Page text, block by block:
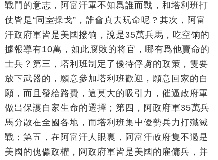
戰鬥的意志，阿富汗軍不知爲誰而戰，和塔利班打
仗皆是“同室操戈”，誰會真去玩命呢？其次，阿富
汗政府軍皆是美國撥饷，說是35萬兵馬，吃空饷的
據報導有10萬，如此腐敗的将官，哪有爲他賣命的
士兵？第三，塔利班制定了優待俘虜的政策，隻要
放下武器的，願意參加塔利班歡迎，願意回家的自
願，而且發給路費，這莫大的吸引力，催逼政府軍
做出保護自家生命的選擇；第四，阿政府軍35萬兵
馬分散在全國各地，而塔利班集中優勢兵力打殲滅
戰；第五，在阿富汗人眼裏，阿富汗政府隻不過是
美國的傀儡政權，阿政府軍皆是美國的雇傭兵，并